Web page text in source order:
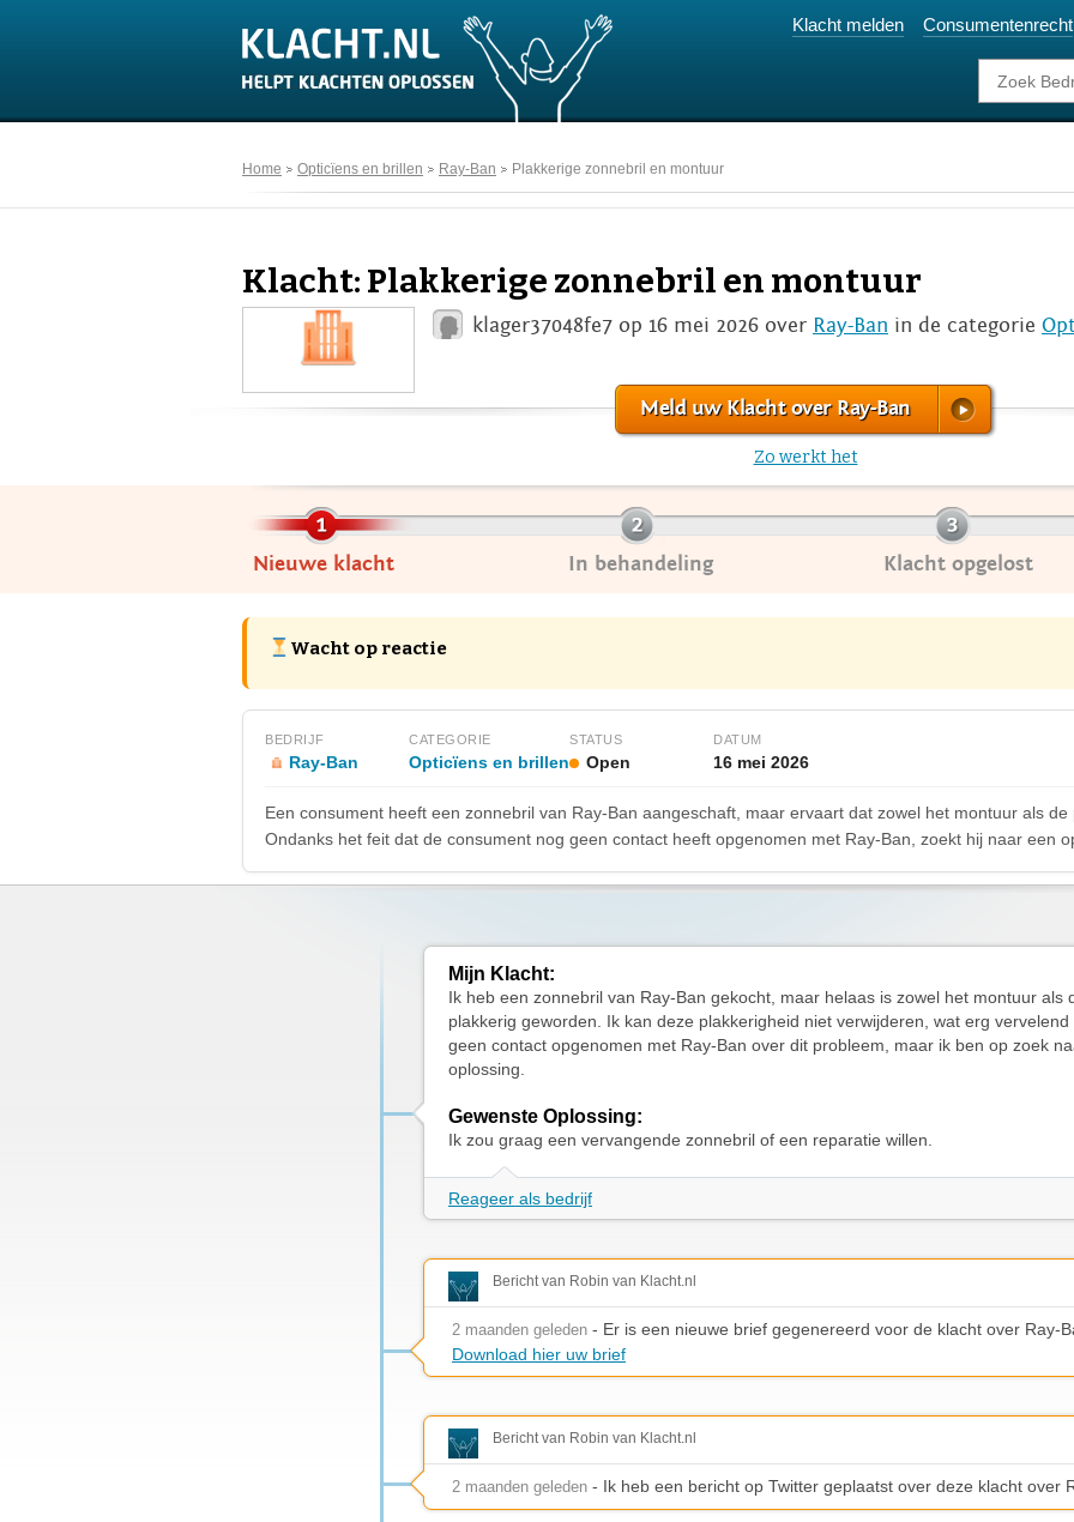
Klacht melden Consumentenrecht
Home Opticïens en brillen Ray-Ban Plakkerige zonnebril en montuur
Klacht: Plakkerige zonnebril en montuur
klager37048fe7 op 16 mei 2026 over Ray-Ban in de categorie
Meld uw Klacht over Ray-Ban
Zo werkt het
Nieuwe klacht In behandeling Klacht opgelost
Wacht op reactie
BEDRIJF
Ray-Ban
CATEGORIE
Opticïens en brillen
STATUS
Open
DATUM
16 mei 2026
Een consument heeft een zonnebril van Ray-Ban aangeschaft, maar ervaart dat zowel het montuur als de
Ondanks het feit dat de consument nog geen contact heeft opgenomen met Ray-Ban, zoekt hij naar een
Mijn Klacht:
Ik heb een zonnebril van Ray-Ban gekocht, maar helaas is zowel het montuur als
plakkerig geworden. Ik kan deze plakkerigheid niet verwijderen, wat erg vervelend
geen contact opgenomen met Ray-Ban over dit probleem, maar ik ben op zoek
oplossing.
Gewenste Oplossing:
Ik zou graag een vervangende zonnebril of een reparatie willen.
Reageer als bedrijf
Bericht van Robin van Klacht.nl
2 maanden geleden - Er is een nieuwe brief gegenereerd voor de klacht over Ray-
Download hier uw brief
Bericht van Robin van Klacht.nl
2 maanden geleden - Ik heb een bericht op Twitter geplaatst over deze klacht over